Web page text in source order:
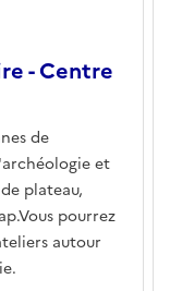
- Centre
de
et
plateau,
pourrez
autour